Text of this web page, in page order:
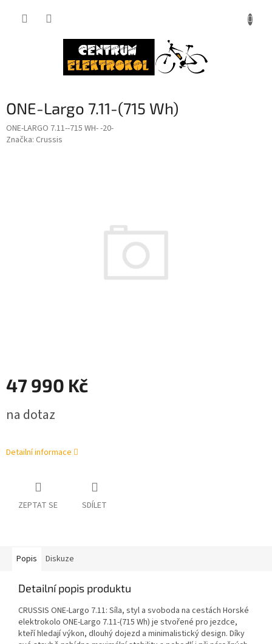
ONE-Largo 7.11-(715 Wh)
ONE-LARGO 7.11--715 WH- -20-
Značka: Crussis
47 990 Kč
cena:
na dotaz
Detailní informace
ZEPTAT SE SDÍLET
Popis Diskuze
Detailní popis produktu
CRUSSIS ONE-Largo 7.11: Síla, styl a svoboda na cestách Horské
elektrokolo ONE-Largo 7.11-(715 Wh) je stvořené pro jezdce,
kteří hledají výkon, dlouhý dojezd a minimalistický design. Díky